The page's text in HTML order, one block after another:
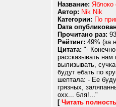
Название: Яблоко
Автор: Nik Nik
Категории: По
Dата
Прочитано раз:
Рейтинг: 49% (за
Цитата: "-
рассказывать
вылизывать,
будут eбать по
шептала: - Ее
грязных,
охх... 6ля!..."
[ Читать